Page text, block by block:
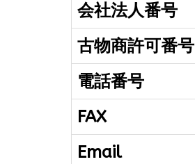
会社法人番号
古物商許可番号
電話番号
FAX
Email